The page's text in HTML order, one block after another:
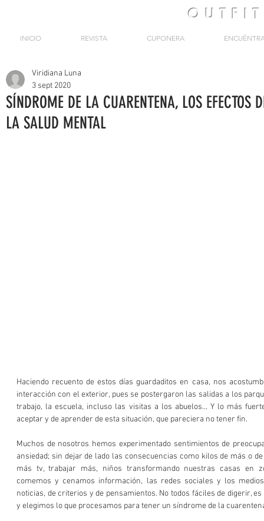
OUTFIT
INICIO REVISTA CUPONERA
SÍNDROME DE LA CUARENTENA, LOS EFECTOS
LA SALUD MENTAL
Viridiana Luna
3 sept 2020
Haciendo recuento de estos días guardaditos en casa, nos
interacción con el exterior, pues se postergaron las salidas a los
trabajo, la escuela, incluso las visitas a los abuelos… Y lo más
aceptar y de aprender de esta situación, que pareciera no tener fin.
Muchos de nosotros hemos experimentado sentimientos de
ansiedad; sin dejar de lado las consecuencias como kilos de más o
más tv, trabajar más, niños transformando nuestras casas en
comemos y cenamos información, las redes sociales y los
noticias, de criterios y de pensamientos. No todos fáciles de digerir,
y elegimos lo que procesamos para tener un síndrome de la